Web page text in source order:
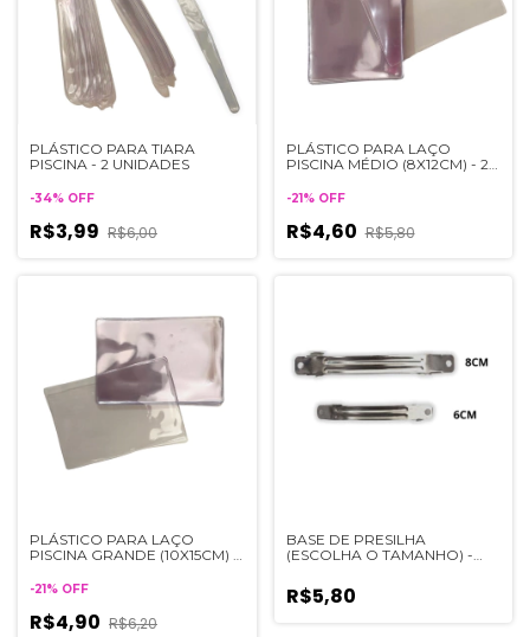
PLÁSTICO PARA TIARA
PISCINA - 2 UNIDADES
-34% OFF
R$3,99 R$6,00
PLÁSTICO PARA LAÇO
PISCINA MÉDIO (8X12CM) - 2
-21% OFF
R$4,60 R$5,80
PLÁSTICO PARA LAÇO
PISCINA GRANDE (10X15CM) -
-21% OFF
R$4,90 R$6,20
BASE DE PRESILHA
(ESCOLHA O TAMANHO) -
R$5,80